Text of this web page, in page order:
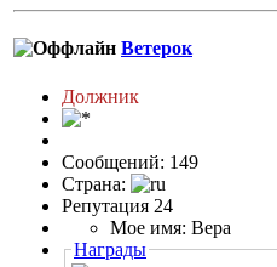
Ветерок
Должник
Сообщений: 149
Страна:
Репутация 24
Мое имя: Вера
Награды